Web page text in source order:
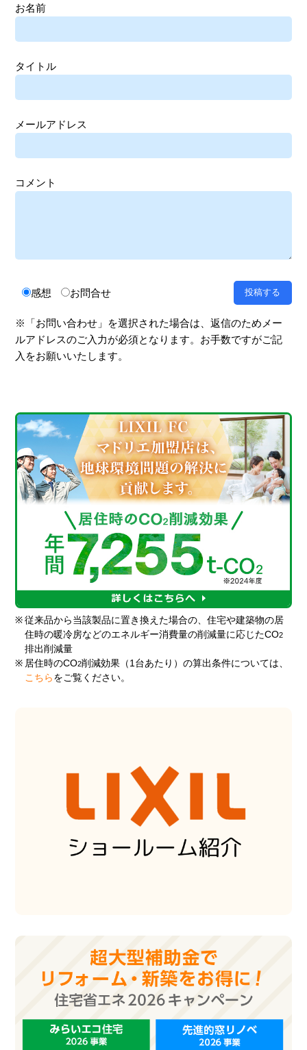
お名前
タイトル
メールアドレス
コメント
感想 お問合せ
※「お問い合わせ」を選択された場合は、返信のためメー
ルアドレスのご入力が必須となります。お手数ですがご記
入をお願いいたします。
※ 従来品から当該製品に置き換えた場合の、住宅や建築物の居
住時の暖冷房などのエネルギー消費量の削減量に応じたCO2
排出削減量
※ 居住時のCO2削減効果（1台あたり）の算出条件については、
こちら をご覧ください。